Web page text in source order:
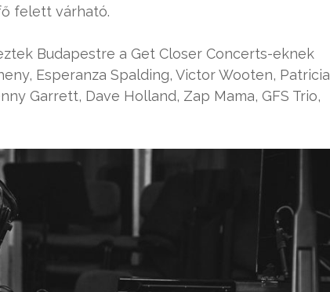
felett várható.
Budapestre a Get Closer Concerts-eknek
Esperanza Spalding, Victor Wooten, Patricia
Garrett, Dave Holland, Zap Mama, GFS Trio,